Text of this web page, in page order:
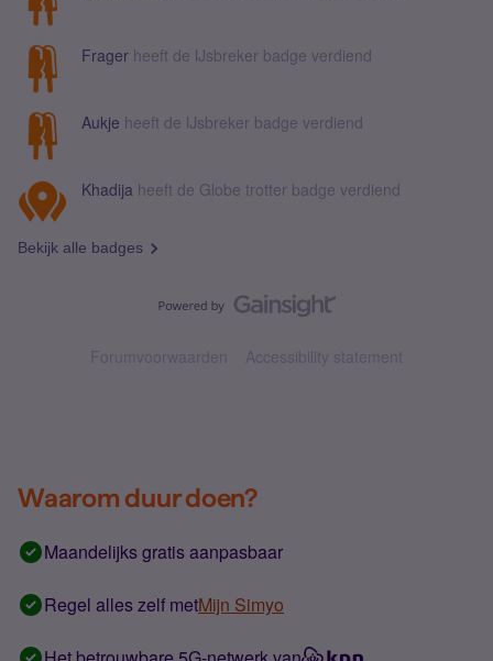
Frager heeft de IJsbreker badge verdiend
Aukje heeft de IJsbreker badge verdiend
Khadija heeft de Globe trotter badge verdiend
Bekijk alle badges
Forumvoorwaarden Accessibility statement
Waarom duur doen?
Maandelijks gratis aanpasbaar
Regel alles zelf metMijn Simyo